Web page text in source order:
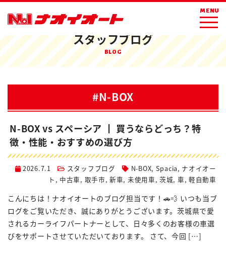
MENU
スタッフブログ
BLOG
#N-BOX
N-BOX vs スペーシア ┃ 買うならどっち？特
徴・性能・おすすめの選び方
2026.7.1 スタッフブログ N-BOX, Spacia, ナオイオー
ト , 中古車, 取手市,新車, 未使用車,茨城, 車, 軽自動車
こんにちは！ナオイオートのブログ担当です！🚗💨 いつも当ブ
ログをご覧いただき、誠にありがとうございます。茨城県で愛
されるカーライフパートナーとして、日々多くのお客様の車選
びをサポートさせていただいております。 さて、今回 […]